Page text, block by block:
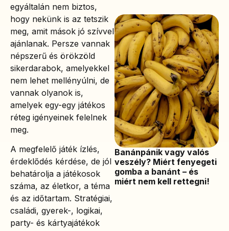
egyáltalán nem biztos,
hogy nekünk is az tetszik
meg, amit mások jó szívvel
ajánlanak. Persze vannak
népszerű és örökzöld
sikerdarabok, amelyekkel
nem lehet mellényúlni, de
vannak olyanok is,
amelyek egy-egy játékos
réteg igényeinek felelnek
meg.
A megfelelő játék ízlés,
érdeklődés kérdése, de jól
behatárolja a játékosok
száma, az életkor, a téma
és az időtartam. Stratégiai,
családi, gyerek-, logikai,
party- és kártyajátékok
Banánpánik vagy valós
veszély? Miért fenyegeti
gomba a banánt – és
miért nem kell rettegni!